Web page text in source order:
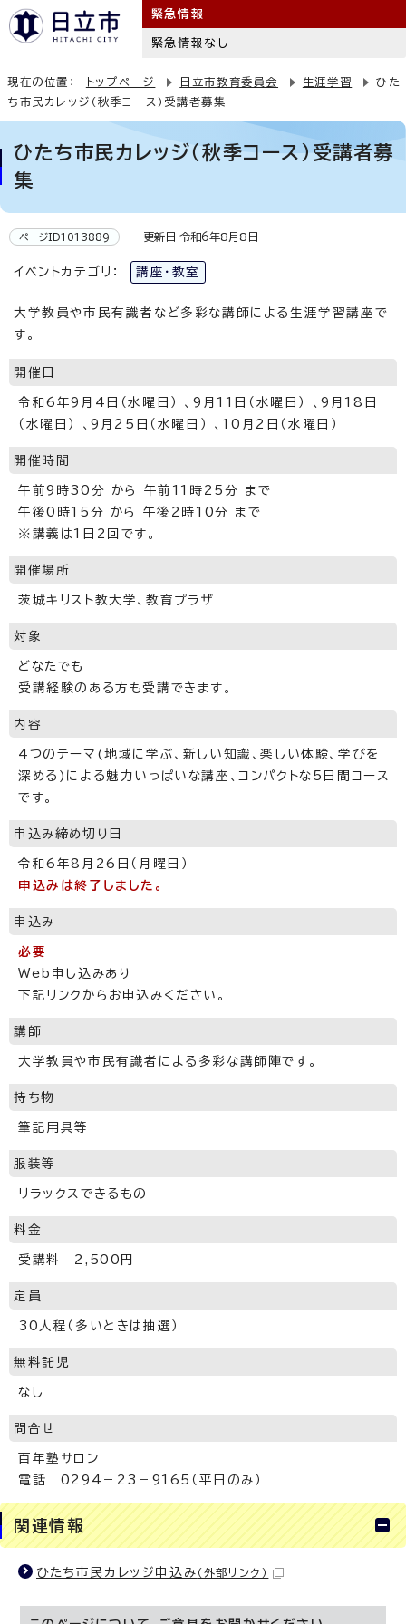
緊急情報
緊急情報なし
現在の位置： トップページ 日立市教育委員会 生涯学習
ひた
ち市民カレッジ（秋季コース）受講者募集
ひたち市民カレッジ（秋季コース）受講者募
集
ページID1013889 更新日 令和6年8月8日
イベントカテゴリ： 講座・教室
大学教員や市民有識者など多彩な講師による生涯学習講座で
す。
開催日
令和6年9月4日（水曜日） 、9月11日（水曜日） 、9月18日
（水曜日） 、9月25日（水曜日） 、10月2日（水曜日）
開催時間
午前9時30分 から 午前11時25分 まで
午後0時15分 から 午後2時10分 まで
※講義は1日2回です。
開催場所
茨城キリスト教大学、教育プラザ
対象
どなたでも
受講経験のある方も受講できます。
内容
4つのテーマ(地域に学ぶ、新しい知識、楽しい体験、学びを
深める)による魅力いっぱいな講座、コンパクトな5日間コース
です。
申込み締め切り日
令和6年8月26日（月曜日）
申込みは終了しました。
申込み
必要
Web申し込みあり
下記リンクからお申込みください。
講師
大学教員や市民有識者による多彩な講師陣です。
持ち物
筆記用具等
服装等
リラックスできるもの
料金
受講料 2,500円
定員
30人程（多いときは抽選）
無料託児
なし
問合せ
百年塾サロン
電話 0294－23－9165（平日のみ）
関連情報
ひたち市民カレッジ申込み （外部リンク）